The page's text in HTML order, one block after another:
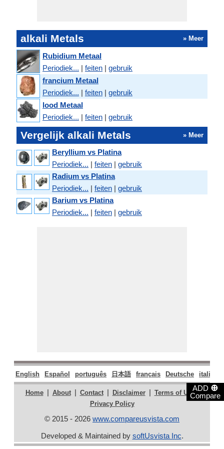
ADD ⊕
Compare
alkali Metals » Meer
Rubidium Metaal
Periodiek... | feiten | gebruik
francium Metaal
Periodiek... | feiten | gebruik
lood Metaal
Periodiek... | feiten | gebruik
Vergelijk alkali Metals » Meer
Beryllium vs Platina
Periodiek... | feiten | gebruik
Radium vs Platina
Periodiek... | feiten | gebruik
Barium vs Platina
Periodiek... | feiten | gebruik
English Español português 日本語 français Deutsche italiano
Home | About | Contact | Disclaimer | Terms of Use |
Privacy Policy
© 2015 - 2026 www.compareusvista.com
Developed & Maintained by softUsvista Inc.